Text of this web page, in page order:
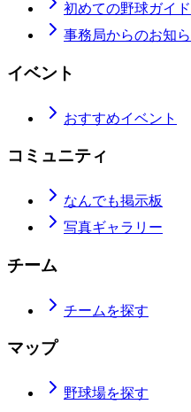
初めての野球ガイド
事務局からのお知
イベント
おすすめイベント
コミュニティ
なんでも掲示板
写真ギャラリー
チーム
チームを探す
マップ
野球場を探す